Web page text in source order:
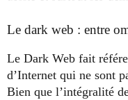
Le dark web : entre
Le Dark Web fait
d’Internet qui ne sont
Bien que l’intégralité